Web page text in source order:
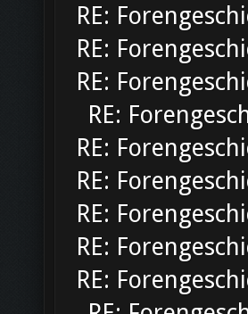
RE:
RE:
RE:
RE:
RE:
RE:
RE:
RE:
RE: